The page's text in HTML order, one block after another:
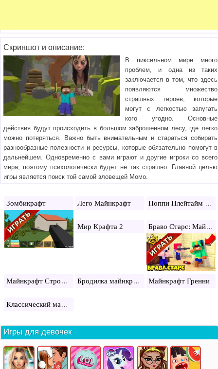
Скриншот и описание:
В пиксельном мире много
проблем, и одна из таких
заключается в том, что здесь
появляются множество
страшных героев, которые
могут с легкостью запугать
кого угодно. Основные
действия будут происходить в большом заброшенном лесу, где легко
можно потеряться. Важно быть внимательным и стараться собирать
разнообразные полезности и ресурсы, которые обязательно помогут в
дальнейшем. Одновременно с вами играют и другие игроки со всего
мира, поэтому психологически будет не так страшно. Главной целью
игры является поиск той самой зловещей Момо.
Зомбикрафт Лего Майнкрафт Поппи Плейтайм Майнкрафт
Мир Крафта 2 Браво Старс: Майнкрафт
Майнкрафт Строитель Бродилка майнкрафт Майнкрафт Гренни
Классический майнкрафт
Игры для девочек